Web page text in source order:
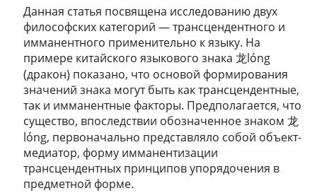
Данная статья посвящена исследованию двух
философских категорий — трансцендентного и
имманентного применительно к языку. На
примере китайского языкового знака 龙lóng
(дракон) показано, что основой формирования
значений знака могут быть как трансцендентные,
так и имманентные факторы. Предполагается, что
существо, впоследствии обозначенное знаком 龙
lóng, первоначально представляло собой объект-
медиатор, форму имманентизации
трансцендентных принципов упорядочения в
предметной форме.